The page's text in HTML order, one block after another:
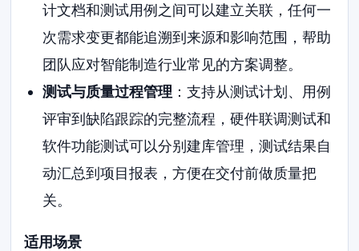
计文档和测试用例之间可以建立关联，任何一
次需求变更都能追溯到来源和影响范围，帮助
团队应对智能制造行业常见的方案调整。
测试与质量过程管理 ：支持从测试计划、用例
评审到缺陷跟踪的完整流程，硬件联调测试和
软件功能测试可以分别建库管理，测试结果自
动汇总到项目报表，方便在交付前做质量把
关。
适用场景